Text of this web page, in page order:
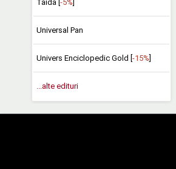
Taida [ -5%
Universal Pan
Univers Enciclopedic Gold [ -15%
...alte edituri